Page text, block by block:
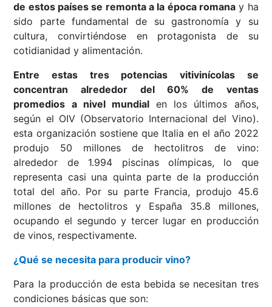
de estos países se remonta a la época romanay ha
sido parte fundamental de su gastronomía y su
cultura, convirtiéndose en protagonista de su
cotidianidad y alimentación.
Entre estas tres potencias vitivinícolas se
concentran alrededor del 60% de ventas
promedios a nivel mundialen los últimos años,
según el OIV (Observatorio Internacional del Vino).
esta organización sostiene que Italia en el año 2022
produjo 50 millones de hectolitros de vino:
alrededor de 1.994 piscinas olímpicas, lo que
representa casi una quinta parte de la producción
total del año. Por su parte Francia, produjo 45.6
millones de hectolitros y España 35.8 millones,
ocupando el segundo y tercer lugar en producción
de vinos, respectivamente.
¿Qué se necesita para producir vino?
Para la producción de esta bebida se necesitan tres
condiciones básicas que son: